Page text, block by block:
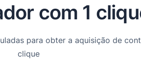
com 1
para obter a aquisição de
clique